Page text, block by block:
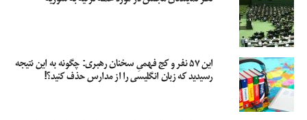
این ۵۷ نفر و کج فهمیِ سخنان رهبری: چگونه به این نتیجه
رسیدید که زبان انگلیسی را از مدارس حذف کنید؟!